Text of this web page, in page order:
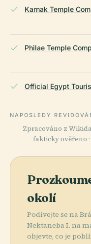
Karnak Temple
Philae Temple
Official Egypt
NAPOSLEDY
Zpracováno z
fakticky ověřeno ·
okolí
Podívejte se na
Nektaneba I. na
objevte, co je